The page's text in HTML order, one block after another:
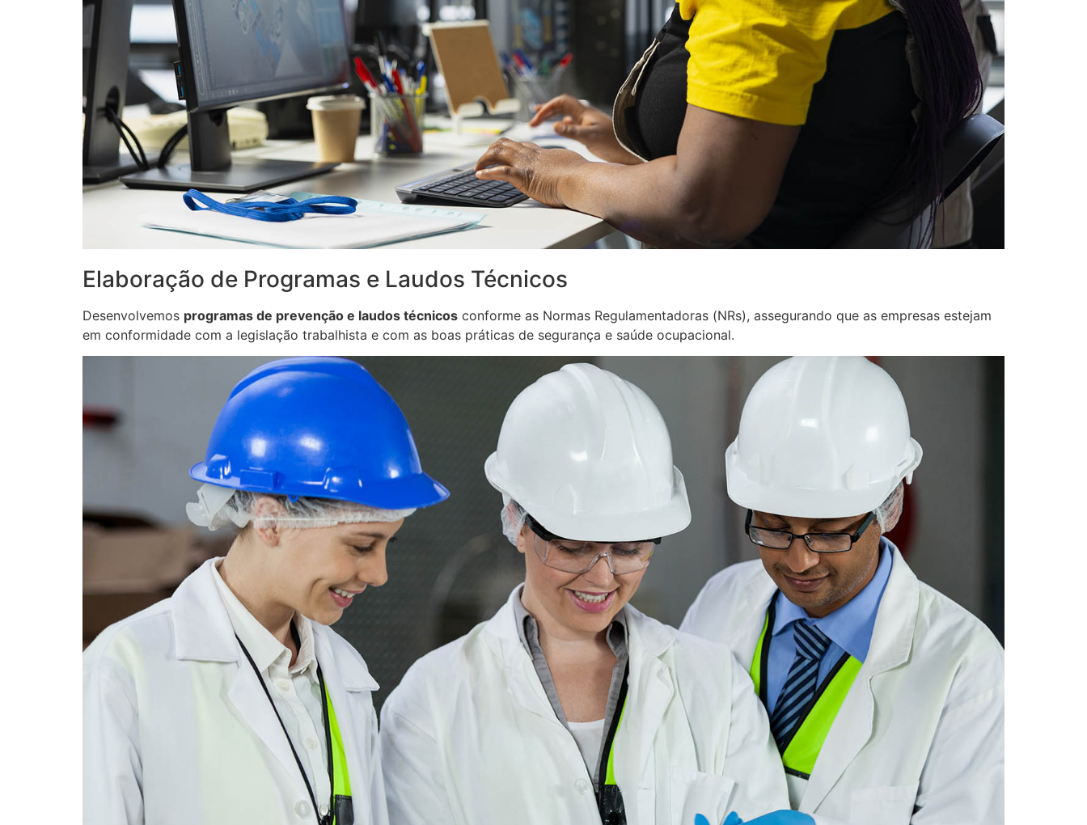
Elaboração de Programas e Laudos Técnicos
Desenvolvemos programas de prevenção e laudos técnicos conforme as Normas Regulamentadoras (NRs), assegurando que as empresas estejam
em conformidade com a legislação trabalhista e com as boas práticas de segurança e saúde ocupacional.